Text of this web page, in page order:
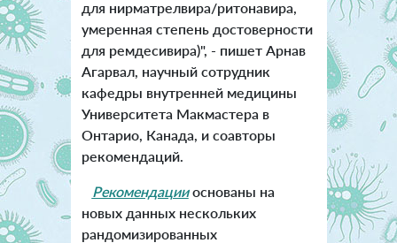
для нирматрелвира/ритонавира,
умеренная степень достоверности
для ремдесивира)", - пишет Арнав
Агарвал, научный сотрудник
кафедры внутренней медицины
Университета Макмастера в
Онтарио, Канада, и соавторы
рекомендаций.
Рекомендацииоснованы на
новых данных нескольких
рандомизированных